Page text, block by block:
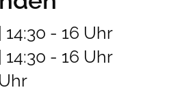
14:30 - 16 Uhr
14:30 - 16 Uhr